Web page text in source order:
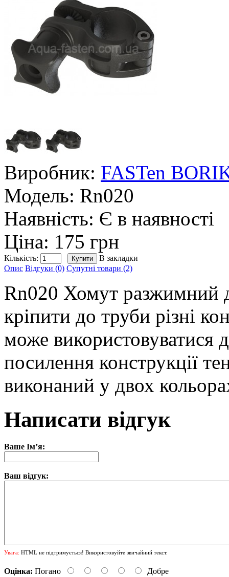
Виробник: FASTen
Модель: Rn020
Наявність: Є в наявності
Ціна: 175 грн
Кількість:
В закладки
Опис Відгуки (0) Супутні товари (2)
Rn020 Хомут разжимний
кріпити до труби різні
може використовуватися
посилення конструкції
виконаний у двох
Написати відгук
Ваше Ім’я:
Ваш відгук:
Увага: HTML не підтримується! Використовуйте звичайний текст.
Оцінка: Погано Добре